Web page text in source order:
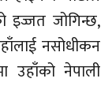
इज्जत जोगिन्छ,
नसोधीकन
उहाँको नेपाली